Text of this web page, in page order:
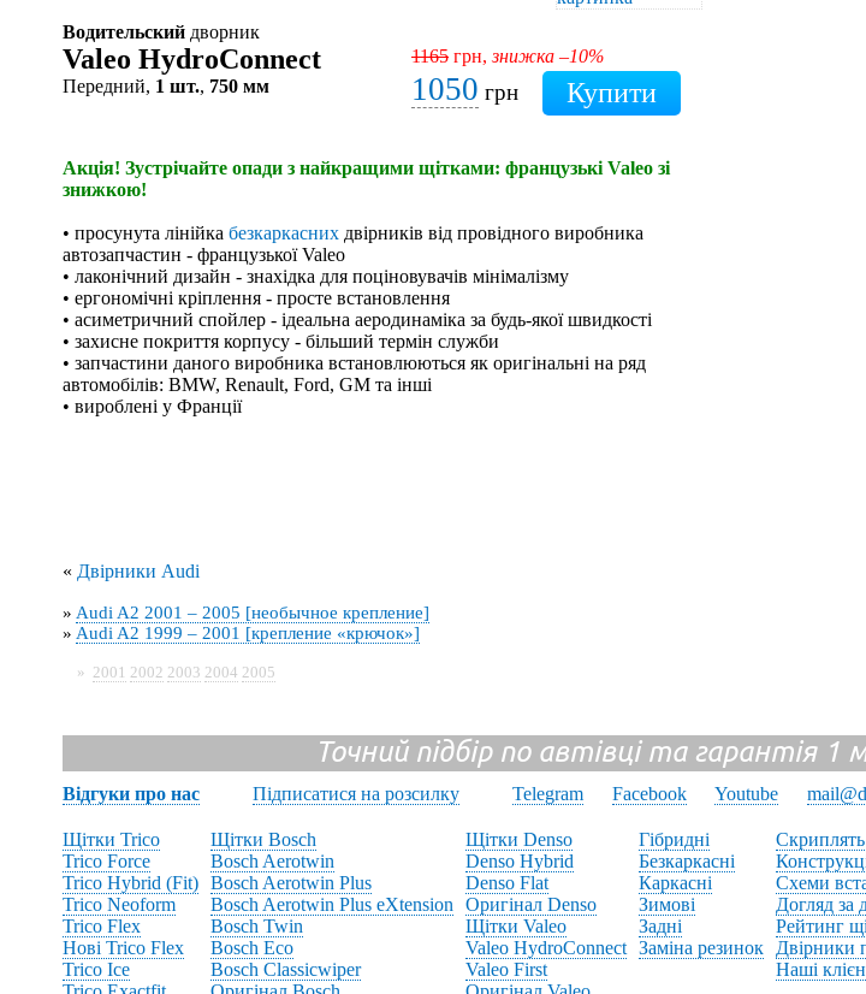
Водительский дворник
Valeo HydroConnect
Передний, 1 шт., 750 мм
1165 грн,знижка –10%
1050 грн
Акція! Зустрічайте опади з найкращими щітками: французькі Valeo зі
знижкою!
• просунута лінійка безкаркасних двірників від провідного виробника
автозапчастин - французької Valeo
• лаконічний дизайн - знахідка для поціновувачів мінімалізму
• ергономічні кріплення - просте встановлення
• асиметричний спойлер - ідеальна аеродинаміка за будь-якої швидкості
• захисне покриття корпусу - більший термін служби
• запчастини даного виробника встановлюються як оригінальні на ряд
автомобілів: BMW, Renault, Ford, GM та інші
• вироблені у Франції
« Двірники Audi
» Audi A2 2001 – 2005 [необычное крепление]
» Audi A2 1999 – 2001 [крепление «крючок»]
» 2001 2002 2003 2004 2005
Точний підбір по автівці та гарантія 1
Відгуки про нас Підписатися на розсилку Telegram Facebook Youtube
Щітки Trico
Trico Force
Trico Hybrid (Fit)
Trico Neoform
Trico Flex
Нові Trico Flex
Trico Ice
Щітки Bosch
Bosch Aerotwin
Bosch Aerotwin Plus
Bosch Aerotwin Plus eXtension
Bosch Twin
Bosch Eco
Bosch Classicwiper
Щітки Denso
Denso Hybrid
Denso Flat
Оригінал Denso
Щітки Valeo
Valeo HydroConnect
Valeo First
Гібридні
Безкаркасні
Каркасні
Зимові
Задні
Заміна резинок
Схеми
Догляд за
Рейтинг
Двірники
Наші